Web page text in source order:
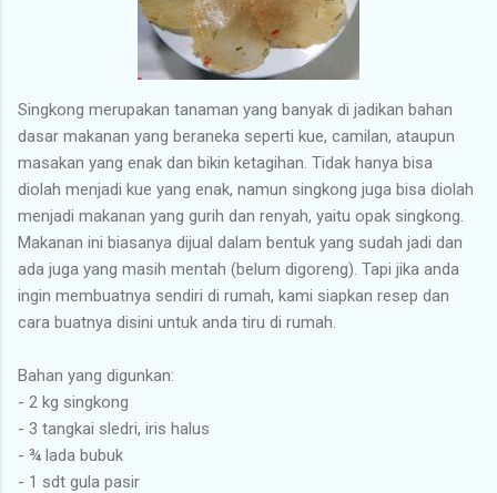
Singkong merupakan tanaman yang banyak di jadikan bahan
dasar makanan yang beraneka seperti kue, camilan, ataupun
masakan yang enak dan bikin ketagihan. Tidak hanya bisa
diolah menjadi kue yang enak, namun singkong juga bisa diolah
menjadi makanan yang gurih dan renyah, yaitu opak singkong.
Makanan ini biasanya dijual dalam bentuk yang sudah jadi dan
ada juga yang masih mentah (belum digoreng). Tapi jika anda
ingin membuatnya sendiri di rumah, kami siapkan resep dan
cara buatnya disini untuk anda tiru di rumah.
Bahan yang digunkan:
- 2 kg singkong
- 3 tangkai sledri, iris halus
- ¾ lada bubuk
- 1 sdt gula pasir